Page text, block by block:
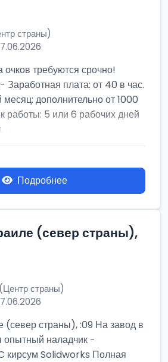
страны)
очков требуются срочно!
Заработная плата: от 40 в час.
дополнительно от 1000
работы: 5 или 6 рабочих дней
Подробнее
(север страны),
страны)
(север страны), :09 На завод в
опытный наладчик -
кирсум Solidworks Полная